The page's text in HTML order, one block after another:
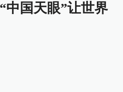
中国天眼”让世界